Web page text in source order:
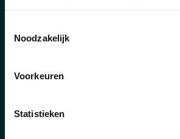
Noodzakelijk
Voorkeuren
Statistieken
preventieadviseurs. Het bevat
verschijnt 4 maal per jaar (72
september en december met een